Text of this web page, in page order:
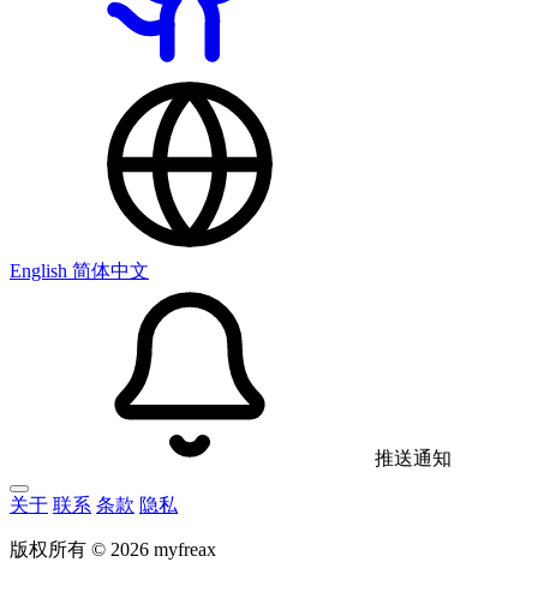
English 简体中文
推送通知
关于 联系 条款 隐私
版权所有 © 2026 myfreax